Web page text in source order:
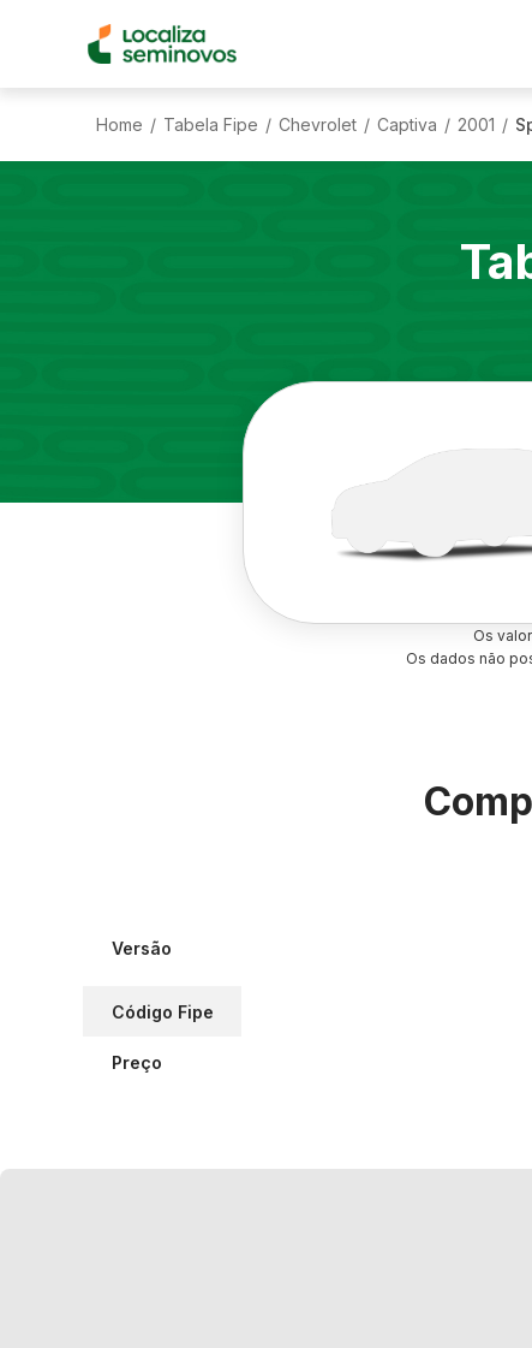
Home / Tabela Fipe / Chevrolet / Captiva / 2001 /
Os
Os dados não
Versão
Código Fipe
Preço